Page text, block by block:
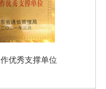
优秀支撑单位